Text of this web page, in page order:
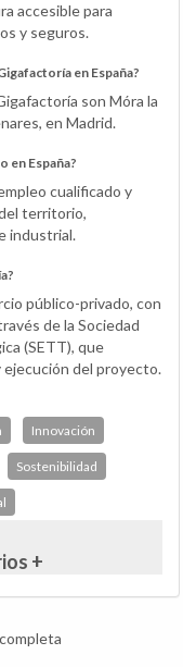
accesible para
y seguros.
en España?
son Móra la
en Madrid.
en España?
cualificado y
territorio,
industrial.
público-privado, con
de la Sociedad
(SETT), que
ejecución del proyecto.
Innovación
Sostenibilidad
+